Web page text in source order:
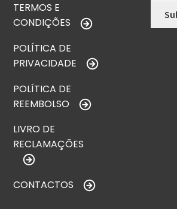
TERMOS E
CONDIÇÕES
POLÍTICA DE
PRIVACIDADE
POLÍTICA DE
REEMBOLSO
LIVRO DE
RECLAMAÇÕES
CONTACTOS